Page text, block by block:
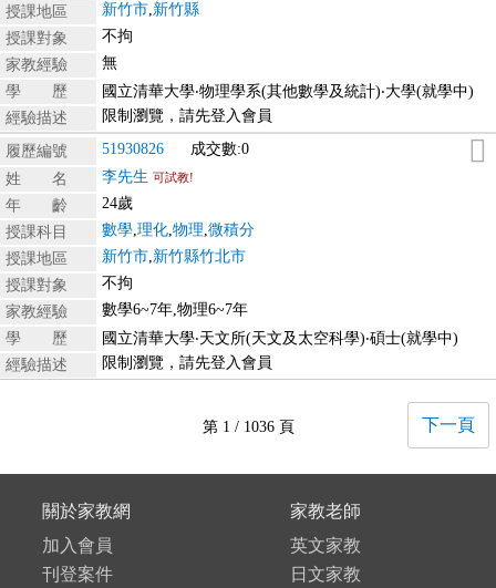
授課地區
新竹市,新竹縣
授課對象
不拘
家教經驗
無
學 歷
國立清華大學‧物理學系(其他數學及統計)‧大學(就學中)
經驗描述
限制瀏覽，請先登入會員
履歷編號 51930826
成交數:0
姓 名
李先生 可試教!
年 齡
24歲
授課科目
數學,理化,物理,微積分
授課地區
新竹市,新竹縣竹北市
授課對象
不拘
家教經驗
數學6~7年,物理6~7年
學 歷
國立清華大學‧天文所(天文及太空科學)‧碩士(就學中)
經驗描述
限制瀏覽，請先登入會員
第 1 / 1036 頁 下一頁
關於家教網
加入會員
刊登案件
家教老師
英文家教
日文家教